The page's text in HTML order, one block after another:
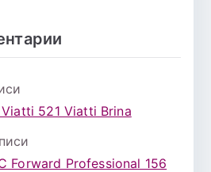
521 Viatti Brina
Forward Professional 156